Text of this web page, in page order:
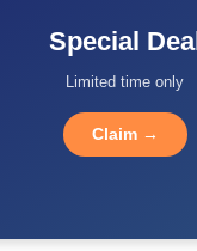
Special
Limited time only
Claim →